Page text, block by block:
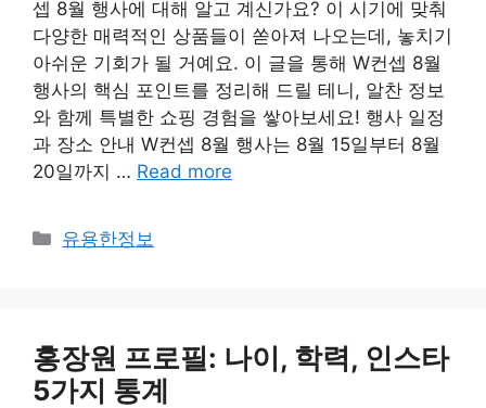
셉 8월 행사에 대해 알고 계신가요? 이 시기에 맞춰
다양한 매력적인 상품들이 쏟아져 나오는데, 놓치기
아쉬운 기회가 될 거예요. 이 글을 통해 W컨셉 8월
행사의 핵심 포인트를 정리해 드릴 테니, 알찬 정보
와 함께 특별한 쇼핑 경험을 쌓아보세요! 행사 일정
과 장소 안내 W컨셉 8월 행사는 8월 15일부터 8월
20일까지 … Read more
Categories
유용한정보
홍장원 프로필: 나이, 학력, 인스타
5가지 통계